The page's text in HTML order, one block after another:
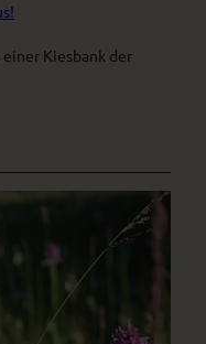
Kiesbank der